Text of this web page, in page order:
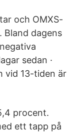
och OMXS-
Bland dagens
sedan ·
vid 13-tiden är
procent.
ett tapp på